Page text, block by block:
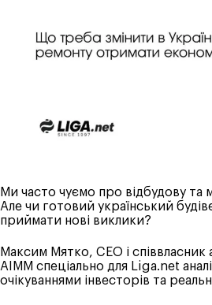
Ми часто чуємо про відбудову та
Але чи готовий український
приймати нові виклики?
Максим Мятко, CEO і
АІММ спеціально для Liga.net
очікуваннями інвесторів та